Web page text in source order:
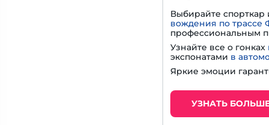
Выбирайте спорткар
вождения по трассе
профессиональным
Узнайте все о гонках
экспонатами в
Яркие эмоции
УЗНАТЬ